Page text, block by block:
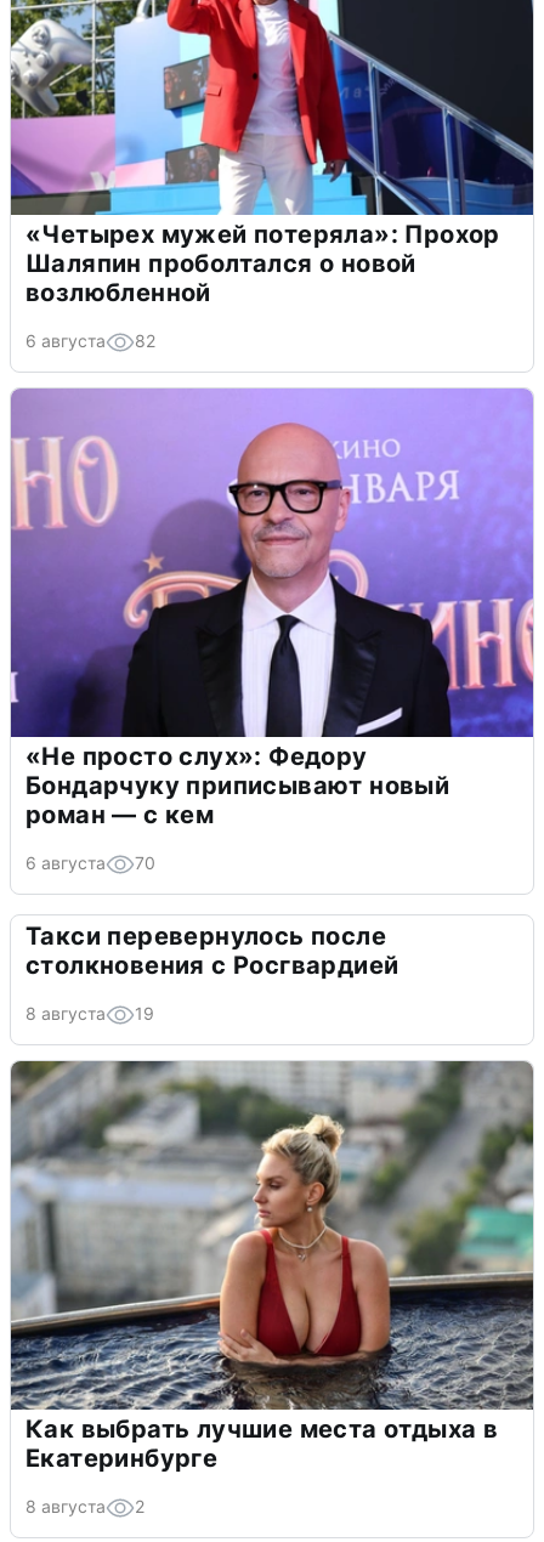
«Четырех мужей потеряла»: Прохор
Шаляпин проболтался о новой
возлюбленной
6 августа 82
«Не просто слух»: Федору
Бондарчуку приписывают новый
роман — с кем
6 августа 70
Такси перевернулось после
столкновения с Росгвардией
8 августа 19
Как выбрать лучшие места отдыха в
Екатеринбурге
8 августа 2